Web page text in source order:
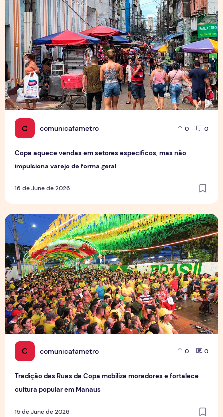
C comunicafametro 0 0
Copa aquece vendas em setores específicos, mas não
impulsiona varejo de forma geral
16 de June de 2026
C comunicafametro 0 0
Tradição das Ruas da Copa mobiliza moradores e fortalece
cultura popular em Manaus
15 de June de 2026
Tradição das Ruas da Copa mobiliza moradores e